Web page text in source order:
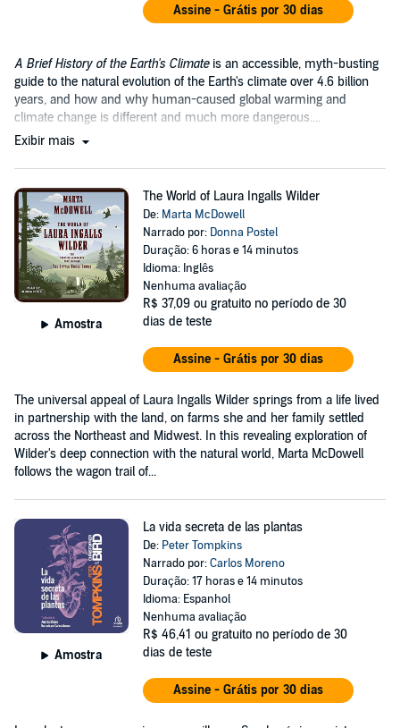
Assine - Grátis por 30 dias
A Brief History of the Earth's Climate is an accessible, myth-busting
guide to the natural evolution of the Earth's climate over 4.6 billion
years, and how and why human-caused global warming and
climate change is different and much more dangerous....
Exibir mais
Amostra
The World of Laura Ingalls Wilder
De: Marta McDowell
Narrado por: Donna Postel
Duração: 6 horas e 14 minutos
Idioma: Inglês
Nenhuma avaliação
R$ 37,09 ou gratuito no período de 30
dias de teste
Assine - Grátis por 30 dias
The universal appeal of Laura Ingalls Wilder springs from a life lived
in partnership with the land, on farms she and her family settled
across the Northeast and Midwest. In this revealing exploration of
Wilder's deep connection with the natural world, Marta McDowell
follows the wagon trail of...
Amostra
La vida secreta de las plantas
De: Peter Tompkins
Narrado por:Carlos Moreno
Duração: 17 horas e 14 minutos
Idioma: Espanhol
Nenhuma avaliação
R$ 46,41 ou gratuito no período de 30
dias de teste
Assine - Grátis por 30 dias